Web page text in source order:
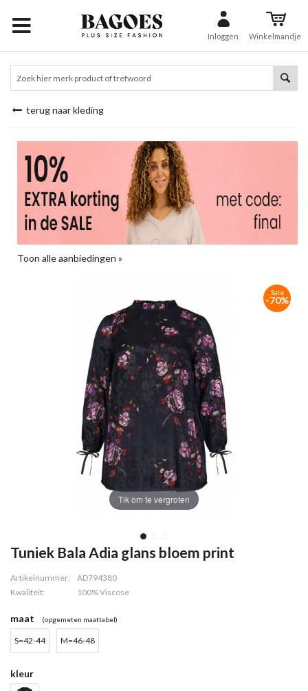
Inloggen Winkelmandje
terug naar kleding
Toon alle aanbiedingen »
Tik om te vergroten
Sale
-70%
Tuniek Bala Adia glans bloem print
Artikelnummer:
AD794380
Kwaliteit:
100% Viscose
maat (opgemeten maattabel)
S=42-44 M=46-48
kleur